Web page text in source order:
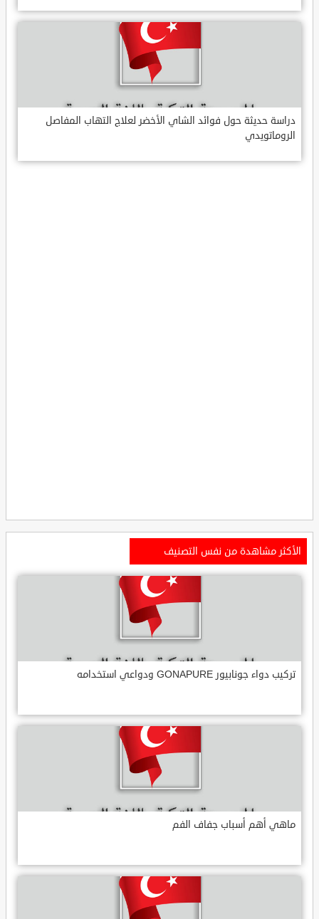
دراسة حديثة حول فوائد الشاي الأخضر لعلاج التهاب المفاصل
الروماتويدي
الأكثر مشاهدة من نفس التصنيف
تركيب دواء جونابيور GONAPURE ودواعي استخدامه
ماهي أهم أسباب جفاف الفم